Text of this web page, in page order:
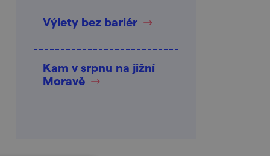
Výlety bez bariér
Kam v srpnu na jižní
Moravě